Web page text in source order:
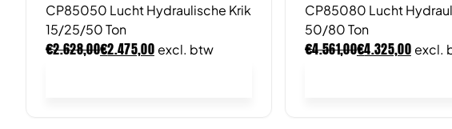
CP85050 Lucht Hydraulische Krik
15/25/50 Ton
€2.628,00€2.475,00 excl. btw
CP85080 Lucht
50/80 Ton
€4.561,00€4.325,00 excl.